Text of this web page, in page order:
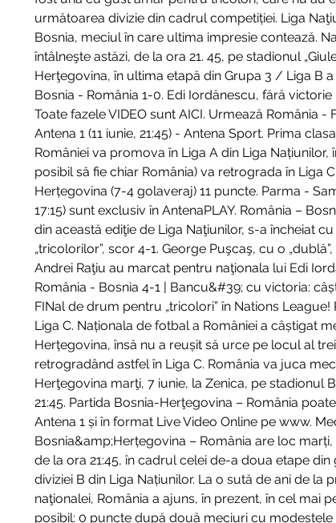
următoarea divizie din cadrul competiției. Liga
Bosnia, meciul în care ultima impresie contează.
întâlneşte astăzi, de la ora 21. 45, pe stadionul
Herţegovina, în ultima etapă din Grupa 3 / Liga B a
Bosnia - România 1-0. Edi Iordănescu, fără
Toate fazele VIDEO sunt AICI. Urmează România -
Antena 1 (11 iunie, 21:45) - Antena Sport. Prima
României va promova în Liga A din Liga Națiunilor,
posibil să fie chiar România) va retrograda în Liga
Herțegovina (7-4 golaveraj) 11 puncte. Parma -
17:15) sunt exclusiv în AntenaPLAY. România –
din această ediţie de Liga Naţiunilor, s-a încheiat
„tricolorilor”, scor 4-1. George Puşcaş, cu o
Andrei Raţiu au marcat pentru naţionala lui Edi
România - Bosnia 4-1 | Bancu&#39; cu victoria:
FINal de drum pentru „tricolori” în Nations League!
Liga C. Naționala de fotbal a României a câștigat
Herțegovina, însă nu a reușit să urce pe locul al
retrogradând astfel în Liga C. România va juca
Herţegovina marţi, 7 iunie, la Zenica, pe stadionul
21:45. Partida Bosnia-Herţegovina – România
Antena 1 și în format Live Video Online pe www.
Bosnia&amp;Herțegovina – România are loc
de la ora 21:45, în cadrul celei de-a doua etape din
diviziei B din Liga Națiunilor. La o sută de ani de la
naţionalei, România a ajuns, în prezent, în cel mai
posibil: 0 puncte după două meciuri cu